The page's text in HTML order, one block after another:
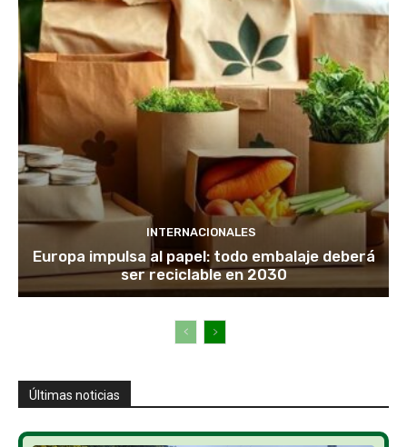
INTERNACIONALES
Europa impulsa al papel: todo embalaje deberá
ser reciclable en 2030
Últimas noticias